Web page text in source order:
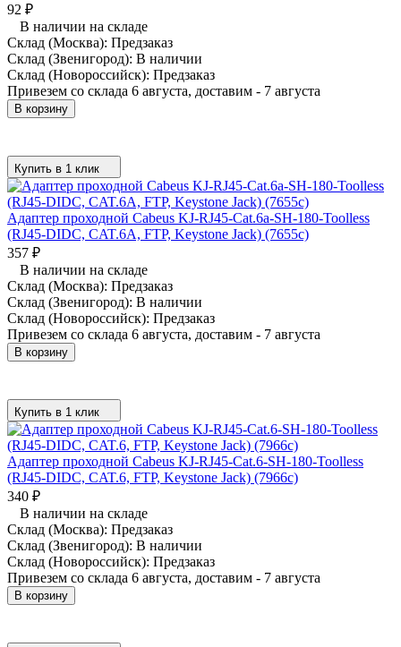
92 ₽
В наличии на складе
Склад (Москва): Предзаказ
Склад (Звенигород): В наличии
Склад (Новороссийск): Предзаказ
Привезем со склада 6 августа, доставим - 7 августа
В корзину
Купить в 1 клик
Адаптер проходной Cabeus KJ-RJ45-Cat.6a-SH-180-Toolless
(RJ45-DIDC, CAT.6A, FTP, Keystone Jack) (7655c)
357 ₽
В наличии на складе
Склад (Москва): Предзаказ
Склад (Звенигород): В наличии
Склад (Новороссийск): Предзаказ
Привезем со склада 6 августа, доставим - 7 августа
В корзину
Купить в 1 клик
Адаптер проходной Cabeus KJ-RJ45-Cat.6-SH-180-Toolless
(RJ45-DIDC, CAT.6, FTP, Keystone Jack) (7966c)
340 ₽
В наличии на складе
Склад (Москва): Предзаказ
Склад (Звенигород): В наличии
Склад (Новороссийск): Предзаказ
Привезем со склада 6 августа, доставим - 7 августа
В корзину